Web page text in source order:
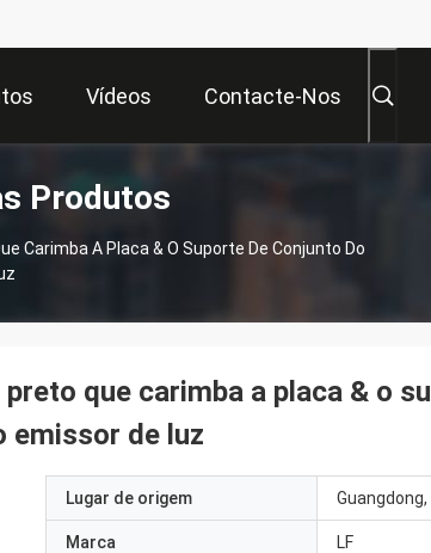
Vídeos Contacte-Nos
Produtos
Carimba A Placa & O Suporte De Conjunto Do
que carimba a placa & o
emissor de luz
Lugar de origem
Marca LF